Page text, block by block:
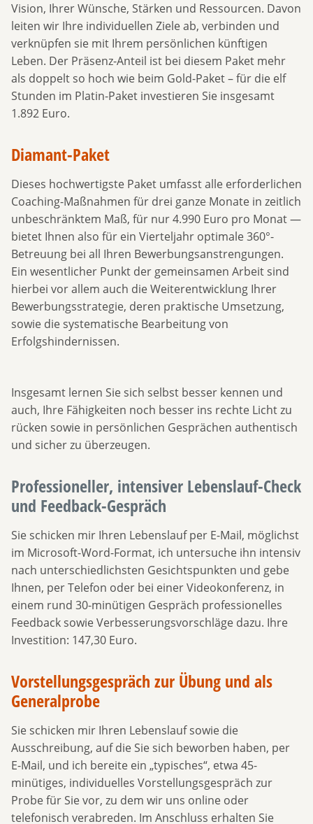
Vision, Ihrer Wünsche, Stärken und Ressourcen. Davon
leiten wir Ihre individuellen Ziele ab, verbinden und
verknüpfen sie mit Ihrem persönlichen künftigen
Leben. Der Präsenz-Anteil ist bei diesem Paket mehr
als doppelt so hoch wie beim Gold-Paket – für die elf
Stunden im Platin-Paket investieren Sie insgesamt
1.892 Euro.
Diamant-Paket
Dieses hochwertigste Paket umfasst alle erforderlichen
Coaching-Maßnahmen für drei ganze Monate in zeitlich
unbeschränktem Maß, für nur 4.990 Euro pro Monat —
bietet Ihnen also für ein Vierteljahr optimale 360°-
Betreuung bei all Ihren Bewerbungsanstrengungen.
Ein wesentlicher Punkt der gemeinsamen Arbeit sind
hierbei vor allem auch die Weiterentwicklung Ihrer
Bewerbungsstrategie, deren praktische Umsetzung,
sowie die systematische Bearbeitung von
Erfolgshindernissen.
Insgesamt lernen Sie sich selbst besser kennen und
auch, Ihre Fähigkeiten noch besser ins rechte Licht zu
rücken sowie in persönlichen Gesprächen authentisch
und sicher zu überzeugen.
Professioneller, intensiver Lebenslauf-Check
und Feedback-Gespräch
Sie schicken mir Ihren Lebenslauf per E-Mail, möglichst
im Microsoft-Word-Format, ich untersuche ihn intensiv
nach unterschiedlichsten Gesichtspunkten und gebe
Ihnen, per Telefon oder bei einer Videokonferenz, in
einem rund 30-minütigen Gespräch professionelles
Feedback sowie Verbesserungsvorschläge dazu. Ihre
Investition: 147,30 Euro.
Vorstellungsgespräch zur Übung und als
Generalprobe
Sie schicken mir Ihren Lebenslauf sowie die
Ausschreibung, auf die Sie sich beworben haben, per
E-Mail, und ich bereite ein „typisches“, etwa 45-
minütiges, individuelles Vorstellungsgespräch zur
Probe für Sie vor, zu dem wir uns online oder
telefonisch verabreden. Im Anschluss erhalten Sie